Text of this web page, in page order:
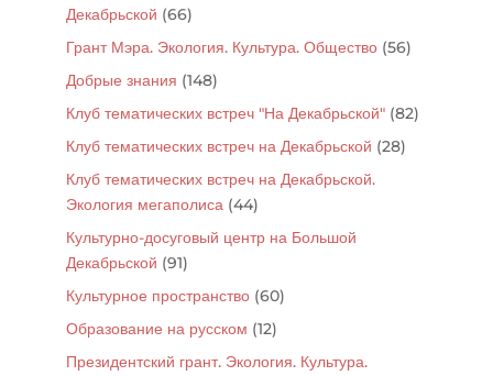
Декабрьской (66)
Грант Мэра. Экология. Культура. Общество(56)
Добрые знания (148)
Клуб тематических встреч "На Декабрьской"(82)
Клуб тематических встреч на Декабрьской (28)
Клуб тематических встреч на Декабрьской.
Экология мегаполиса(44)
Культурно-досуговый центр на Большой
Декабрьской (91)
Культурное пространство(60)
Образование на русском (12)
Президентский грант. Экология. Культура.